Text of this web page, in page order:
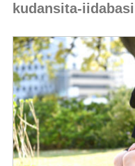
kudansita-iidabasi